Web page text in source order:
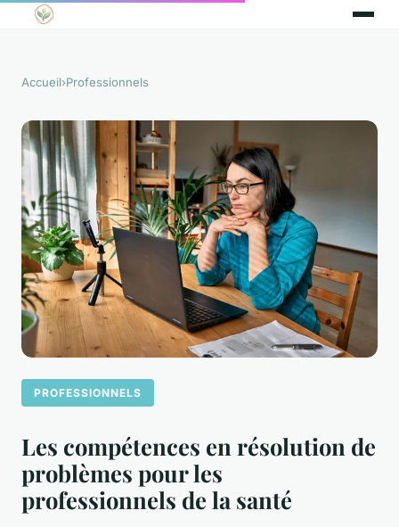
Accueil›Professionnels
PROFESSIONNELS
Les compétences en résolution de
problèmes pour les
professionnels de la santé